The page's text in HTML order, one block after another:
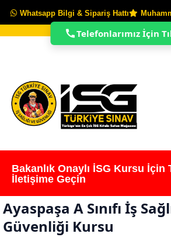
Whatsapp Bilgi & Sipariş Hattı
Bakanlık Onaylı İSG Kursu İçin
İletişime Geçin
Ayaspaşa A Sınıfı İş
Güvenliği Kursu
Telefonlarımız İçin